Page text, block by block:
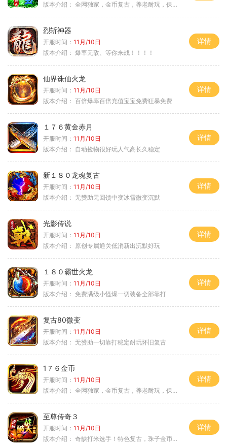
版本介绍： 全网独家，金币复古，养老耐玩，保底回収
烈斩神器
开服时间： 11月/10日
版本介绍： 爆率无敌、等你来战！！！！
详情
仙界诛仙火龙
开服时间： 11月/10日
版本介绍： 百倍爆率百倍充值宝宝免费狂暴免费
详情
１７６黄金赤月
开服时间： 11月/10日
版本介绍： 自动捡物很好玩人气高长久稳定
详情
新１８０龙魂复古
开服时间： 11月/10日
版本介绍： 无赞助无回馈中变冰雪微变沉默
详情
光影传说
开服时间： 11月/10日
版本介绍： 原创专属通关低消新出沉默好玩
详情
１８０霸世火龙
开服时间： 11月/10日
版本介绍： 免费满级小怪爆一切装备全部靠打
详情
复古80微变
开服时间： 11月/10日
版本介绍： 无赞助一切靠打稳定耐玩怀旧复古
详情
1７６金币
开服时间： 11月/10日
版本介绍： 全网独家，金币复古，养老耐玩，保底回収
详情
至尊传奇３
开服时间： 11月/10日
版本介绍： 奇缺打米选手！特色复古，珠子金币释放珠子
详情